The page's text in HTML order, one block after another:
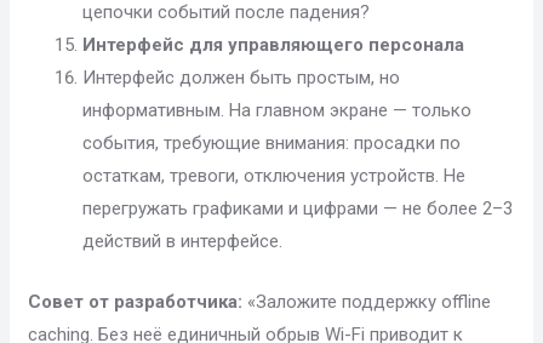
цепочки событий после падения?
Интерфейс для управляющего персонала
Интерфейс должен быть простым, но
информативным. На главном экране — только
события, требующие внимания: просадки по
остаткам, тревоги, отключения устройств. Не
перегружать графиками и цифрами — не более 2–3
действий в интерфейсе.
Совет от разработчика: «Заложите поддержку offline
caching. Без неё единичный обрыв Wi-Fi приводит к